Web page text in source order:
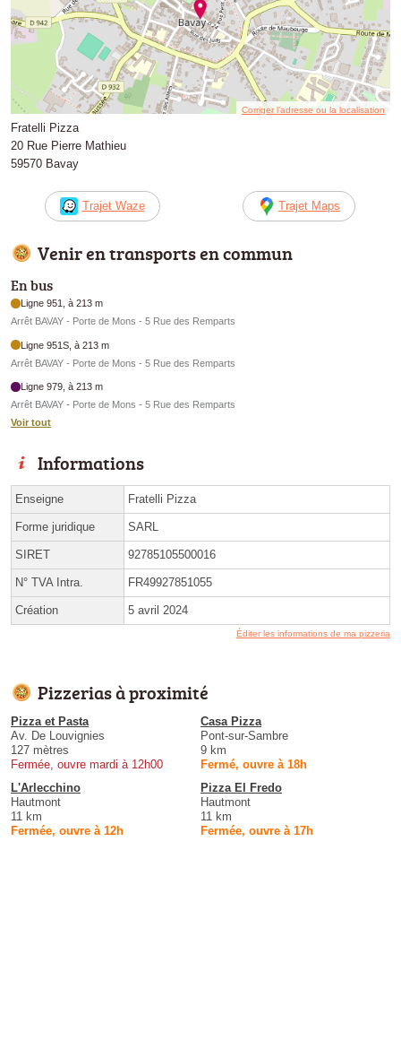
Corriger l’adresse ou la localisation
Fratelli Pizza
20 Rue Pierre Mathieu
59570 Bavay
Trajet Waze Trajet Maps
Venir en transports en commun
En bus
Ligne 951, à 213 m
Arrêt BAVAY - Porte de Mons - 5 Rue des Remparts
Ligne 951S, à 213 m
Arrêt BAVAY - Porte de Mons - 5 Rue des Remparts
Ligne 979, à 213 m
Arrêt BAVAY - Porte de Mons - 5 Rue des Remparts
Voir tout
Informations
Enseigne Fratelli Pizza
Forme juridique SARL
SIRET 92785105500016
N° TVA Intra. FR49927851055
Création 5 avril 2024
Éditer les informations de ma pizzeria
Pizzerias à proximité
Pizza et Pasta
Av. De Louvignies
127 mètres
Fermée, ouvre mardi à 12h00
Casa Pizza
Pont-sur-Sambre
9 km
Fermé, ouvre à 18h
L'Arlecchino
Hautmont
11 km
Fermée, ouvre à 12h
Pizza El Fredo
Hautmont
11 km
Fermée, ouvre à 17h